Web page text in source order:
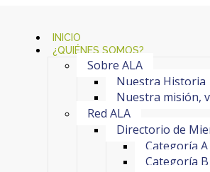
INICIO
¿QUIÉNES SOMOS?
Sobre ALA
Nuestra Historia
Nuestra misión,
Red ALA
Directorio de
Categoría A
Categoría B